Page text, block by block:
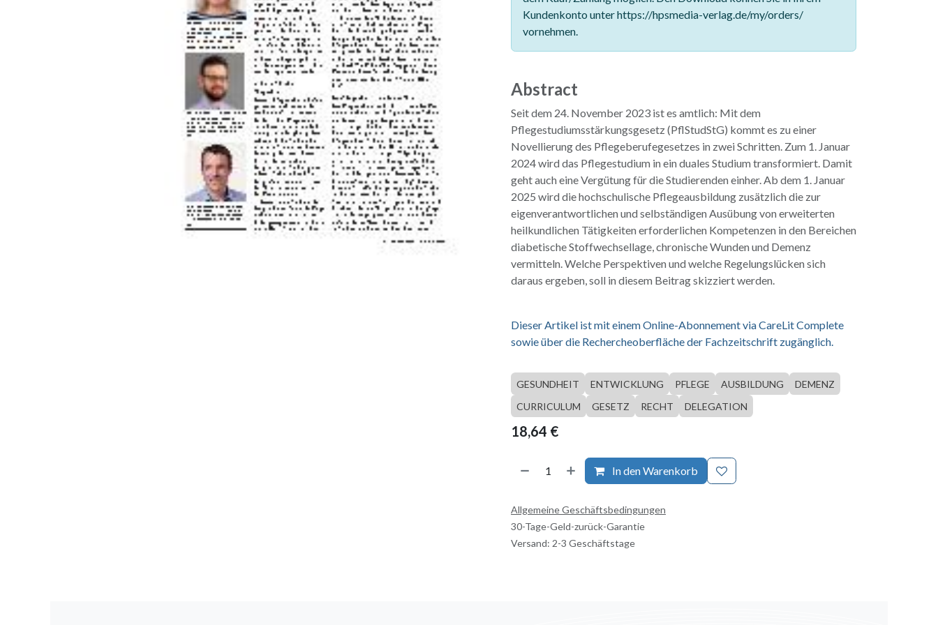
Kundenkonto unter https://hpsmedia-verlag.de/my/orders/
vornehmen.
Abstract
Seit dem 24. November 2023 ist es amtlich: Mit dem
Pflegestudiumsstärkungsgesetz (PflStudStG) kommt es zu einer
Novellierung des Pflegeberufegesetzes in zwei Schritten. Zum 1. Januar
2024 wird das Pflegestudium in ein duales Studium transformiert. Damit
geht auch eine Vergütung für die Studierenden einher. Ab dem 1. Januar
2025 wird die hochschulische Pflegeausbildung zusätzlich die zur
eigenverantwortlichen und selbständigen Ausübung von erweiterten
heilkundlichen Tätigkeiten erforderlichen Kompetenzen in den Bereichen
diabetische Stoffwechsellage, chronische Wunden und Demenz
vermitteln. Welche Perspektiven und welche Regelungslücken sich
daraus ergeben, soll in diesem Beitrag skizziert werden.
Dieser Artikel ist mit einem Online-Abonnement via CareLit Complete
sowie über die Rechercheoberfläche der Fachzeitschrift zugänglich.
GESUNDHEIT ENTWICKLUNG PFLEGE AUSBILDUNG
DEMENZ
CURRICULUM
GESETZ RECHT DELEGATION
18,64 €
In den Warenkorb
Allgemeine Geschäftsbedingungen
30-Tage-Geld-zurück-Garantie
Versand: 2-3 Geschäftstage